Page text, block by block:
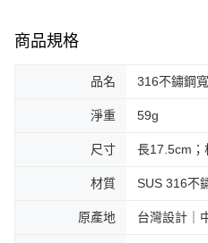
商品規格
品名 316不鏽鋼
淨重 59g
尺寸 長17.5cm；
材質 SUS 316不
原產地 台灣設計｜